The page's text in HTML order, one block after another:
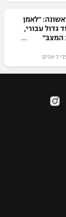
"לאמן
גדול עבורי,
המצב"